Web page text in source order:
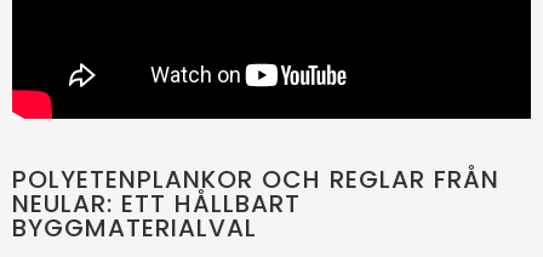
POLYETENPLANKOR OCH REGLAR FRÅN
NEULAR: ETT HÅLLBART
BYGGMATERIALVAL